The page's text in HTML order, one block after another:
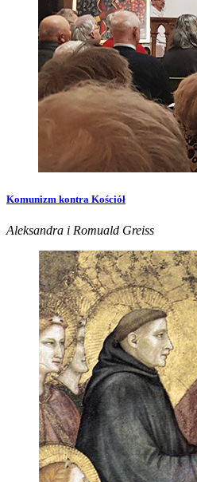
Komunizm kontra Kościół
Aleksandra i Romuald Greiss